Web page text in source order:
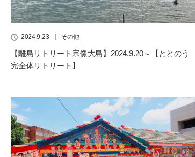
2024.9.23 その他
【離島リトリート宗像大島】2024.9.20～【ととのう
完全体リトリート】